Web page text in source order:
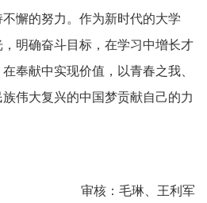
懈的努力。作为新时代的大学
明确奋斗目标，在学习中增长才
奉献中实现价值，以青春之我、
伟大复兴的中国梦贡献自己的力
审核：毛琳、王利军